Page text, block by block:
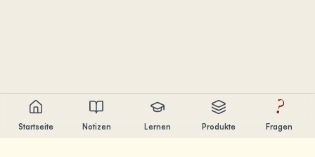
Startseite Notizen Lernen Produkte
?
Fragen